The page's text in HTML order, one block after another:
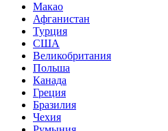
Макао
Афганистан
Турция
США
Великобритания
Польша
Канада
Греция
Бразилия
Чехия